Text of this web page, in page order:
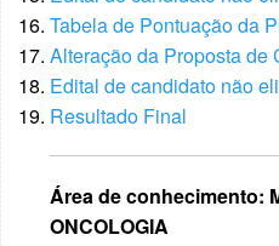
Tabela de Pontuação da
Alteração da Proposta de
Edital de candidato não
Resultado Final
Área de conhecimento:
ONCOLOGIA